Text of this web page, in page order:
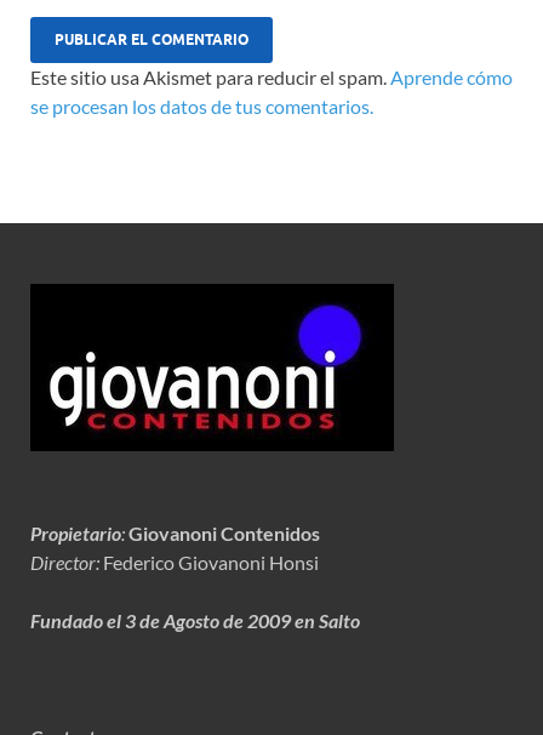
Este sitio usa Akismet para reducir el spam. Aprende cómo
se procesan los datos de tus comentarios.
Propietario:Giovanoni Contenidos
Director: Federico Giovanoni Honsi
Fundado el 3 de Agosto de 2009 en Salto